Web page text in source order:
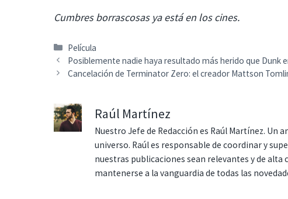
Cumbres borrascosas ya está en los cines.
Categorías
Película
Posiblemente nadie haya resultado más herido que Dunk
Cancelación de Terminator Zero: el creador Mattson
Raúl Martínez
Nuestro Jefe de Redacción es Raúl Martínez. Un
universo. Raúl es responsable de coordinar y
nuestras publicaciones sean relevantes y de
mantenerse a la vanguardia de todas las